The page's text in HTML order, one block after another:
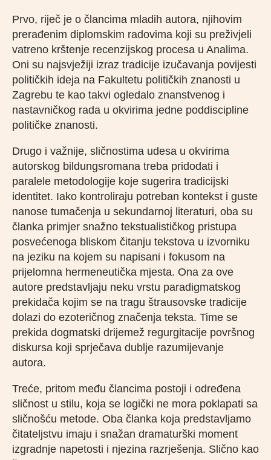
Prvo, riječ je o člancima mladih autora, njihovim
prerađenim diplomskim radovima koji su preživjeli
vatreno krštenje recenzijskog procesa u Analima.
Oni su najsvježiji izraz tradicije izučavanja povijesti
političkih ideja na Fakultetu političkih znanosti u
Zagrebu te kao takvi ogledalo znanstvenog i
nastavničkog rada u okvirima jedne poddiscipline
političke znanosti.
Drugo i važnije, sličnostima udesa u okvirima
autorskog bildungsromana treba pridodati i
paralele metodologije koje sugerira tradicijski
identitet. Iako kontroliraju potreban kontekst i guste
nanose tumačenja u sekundarnoj literaturi, oba su
članka primjer snažno tekstualističkog pristupa
posvećenoga bliskom čitanju tekstova u izvorniku
na jeziku na kojem su napisani i fokusom na
prijelomna hermeneutička mjesta. Ona za ove
autore predstavljaju neku vrstu paradigmatskog
prekidača kojim se na tragu štrausovske tradicije
dolazi do ezoteričnog značenja teksta. Time se
prekida dogmatski drijemež regurgitacije površnog
diskursa koji sprječava dublje razumijevanje
autora.
Treće, pritom među člancima postoji i određena
sličnost u stilu, koja se logički ne mora poklapati sa
sličnošću metode. Oba članka koja predstavljamo
čitateljstvu imaju i snažan dramaturški moment
izgradnje napetosti i njezina razrješenja. Slično kao